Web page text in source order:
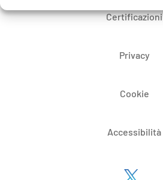
Certificazioni
Privacy
Cookie
Accessibilità